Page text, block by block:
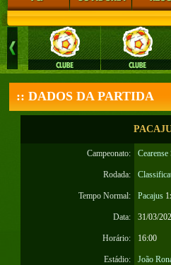
:: DADOS DA PARTIDA
Campeonato:
Rodada:
Tempo Normal: Pacajus
Data: 31/03/
Horário: 16:00
Estádio: João